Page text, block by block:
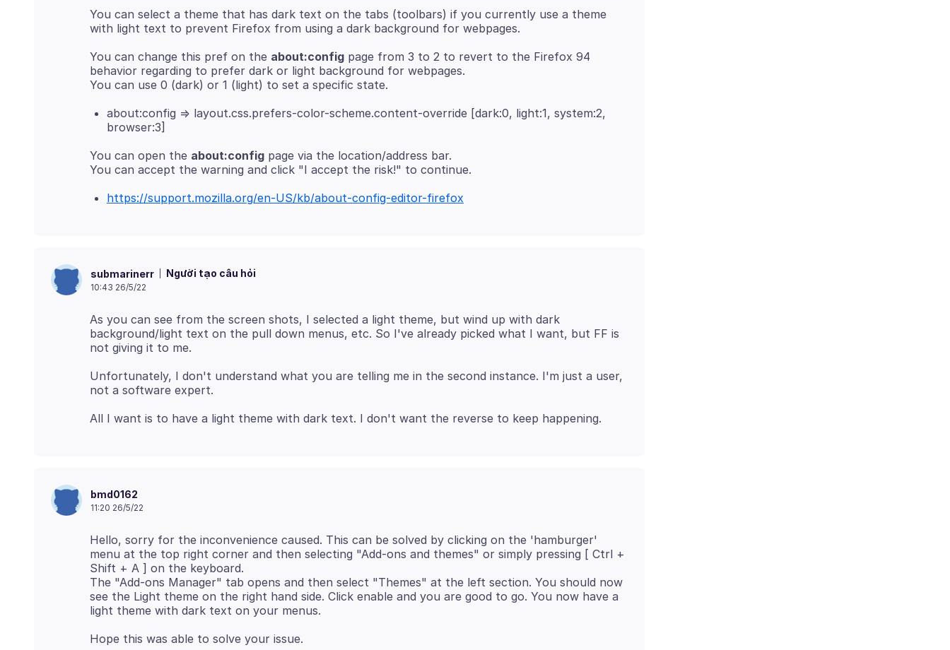
You can select a theme that has dark text on the tabs (toolbars) if you currently use a theme
You can change this pref on the about:config page from 3 to 2 to revert to the Firefox 94
behavior regarding to prefer dark or light background for webpages.
about:config => layout.css.prefers-color-scheme.content-override [dark:0, light:1, system:2,
browser:3]
You can open the about:config page via the location/address bar.
https://support.mozilla.org/en-US/kb/about-config-editor-firefox
submarinerr Người tạo câu hỏi
10:43 26/5/22
As you can see from the screen shots, I selected a light theme, but wind up with dark
background/light text on the pull down menus, etc. So I've already picked what I want, but FF is
Unfortunately, I don't understand what you are telling me in the second instance. I'm just a user,
bmd0162
11:20 26/5/22
Hello, sorry for the inconvenience caused. This can be solved by clicking on the 'hamburger'
menu at the top right corner and then selecting "Add-ons and themes" or simply pressing [ Ctrl +
Shift + A ] on the keyboard.
The "Add-ons Manager" tab opens and then select "Themes" at the left section. You should now
see the Light theme on the right hand side. Click enable and you are good to go. You now have a